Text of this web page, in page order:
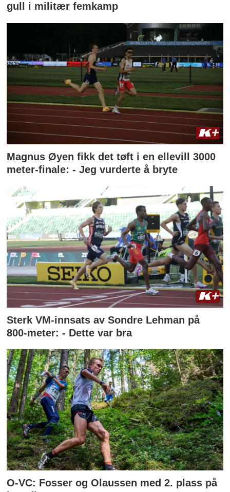
gull i militær femkamp
Magnus Øyen fikk det tøft i en ellevill 3000
meter-finale: - Jeg vurderte å bryte
Sterk VM-innsats av Sondre Lehman på
800-meter: - Dette var bra
O-VC: Fosser og Olaussen med 2. plass på